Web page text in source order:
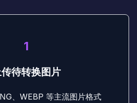
1
待转换图片
、WEBP 等主流图片格式